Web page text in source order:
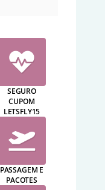
SEGURO
CUPOM
LETSFLY15
PASSAGEM E
PACOTES